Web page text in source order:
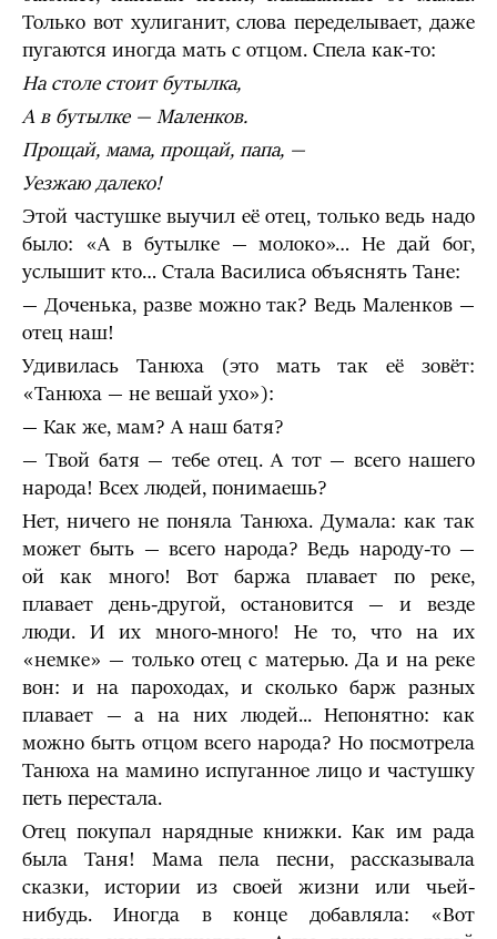
Только вот хулиганит, слова переделывает, даже
пугаются иногда мать с отцом. Спела как-то:
На столе стоит бутылка,
А в бутылке — Маленков.
Прощай, мама, прощай, папа, —
Уезжаю далеко!
Этой частушке выучил её отец, только ведь надо
было: «А в бутылке — молоко»… Не дай бог,
услышит кто… Стала Василиса объяснять Тане:
— Доченька, разве можно так? Ведь Маленков —
отец наш!
Удивилась Танюха (это мать так её зовёт:
«Танюха — не вешай ухо»):
— Как же, мам? А наш батя?
— Твой батя — тебе отец. А тот — всего нашего
народа! Всех людей, понимаешь?
Нет, ничего не поняла Танюха. Думала: как так
может быть — всего народа? Ведь народу-то —
ой как много! Вот баржа плавает по реке,
плавает день-другой, остановится — и везде
люди. И их много-много! Не то, что на их
«немке» — только отец с матерью. Да и на реке
вон: и на пароходах, и сколько барж разных
плавает — а на них людей... Непонятно: как
можно быть отцом всего народа? Но посмотрела
Танюха на мамино испуганное лицо и частушку
петь перестала.
Отец покупал нарядные книжки. Как им рада
была Таня! Мама пела песни, рассказывала
сказки, истории из своей жизни или чьей-
нибудь. Иногда в конце добавляла: «Вот